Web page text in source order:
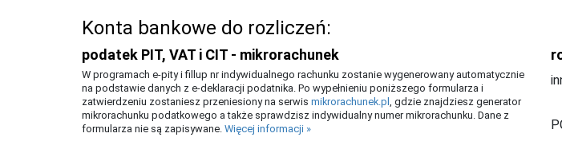
Konta bankowe do rozliczeń:
podatek PIT, VAT i CIT - mikrorachunek
W programach e-pity i fillup nr indywidualnego rachunku zostanie wygenerowany automatycznie
na podstawie danych z e-deklaracji podatnika. Po wypełnieniu poniższego formularza i
zatwierdzeniu zostaniesz przeniesiony na serwis mikrorachunek.pl , gdzie znajdziesz generator
mikrorachunku podatkowego a także sprawdzisz indywidualny numer mikrorachunku. Dane z
formularza nie są zapisywane. Więcej informacji »